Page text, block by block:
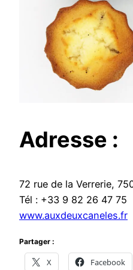
Adresse :
72 rue de la Verrerie,
Tél : +33 9 82 26 47 75
www.auxdeuxcaneles.fr
Partager :
X Facebook